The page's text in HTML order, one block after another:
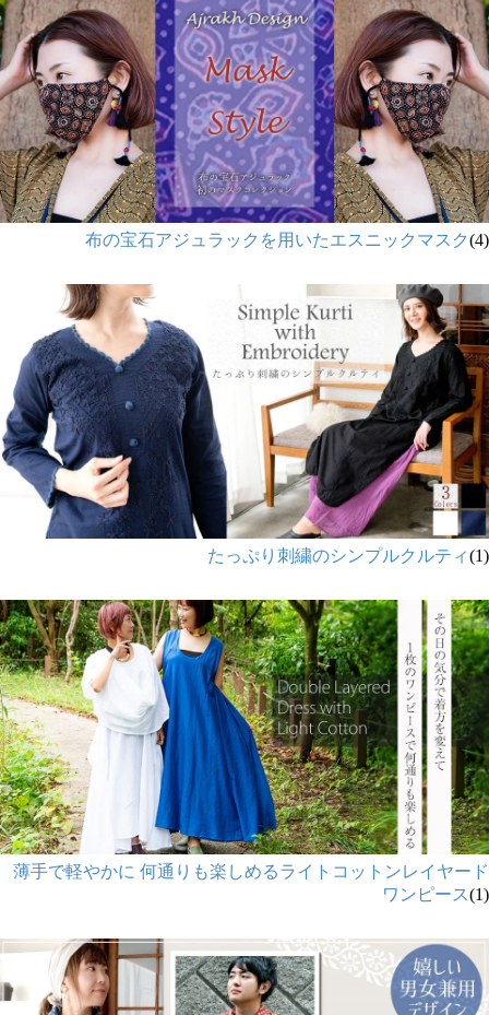
布の宝石アジュラックを用いたエスニックマスク(4)
たっぷり刺繍のシンプルクルティ(1)
薄手で軽やかに 何通りも楽しめるライトコットンレイヤード
ワンピース(1)